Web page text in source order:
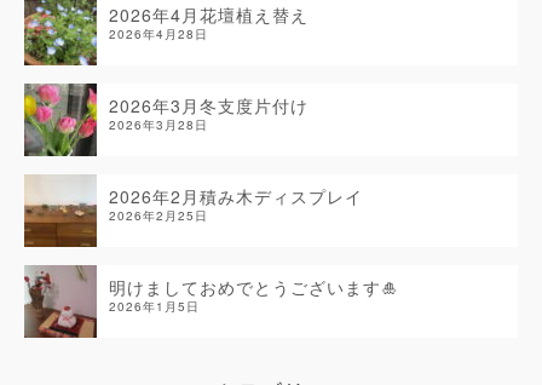
2026年4月花壇植え替え
2026年4月28日
2026年3月冬支度片付け
2026年3月28日
2026年2月積み木ディスプレイ
2026年2月25日
明けましておめでとうございます🎍
2026年1月5日